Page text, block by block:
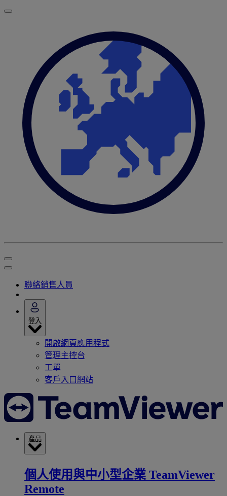
聯絡銷售人員
登入
開啟網頁應用程式
管理主控台
工單
客戶入口網站
產品
個人使用與中小型企業 TeamViewer
Remote